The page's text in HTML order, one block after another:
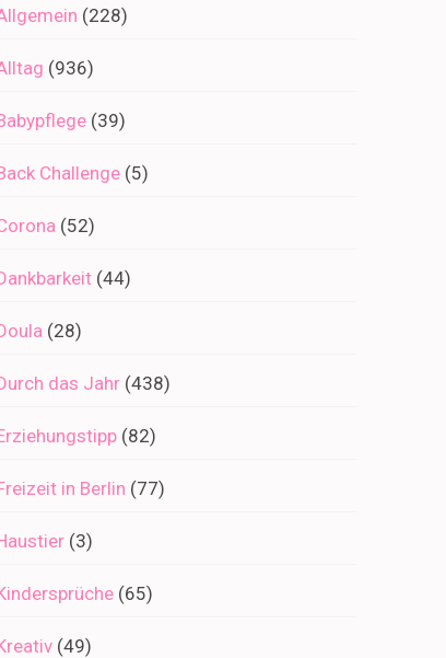
(228)
(936)
(39)
Challenge (5)
(52)
(44)
(28)
das Jahr (438)
(82)
in Berlin (77)
(3)
(65)
(49)